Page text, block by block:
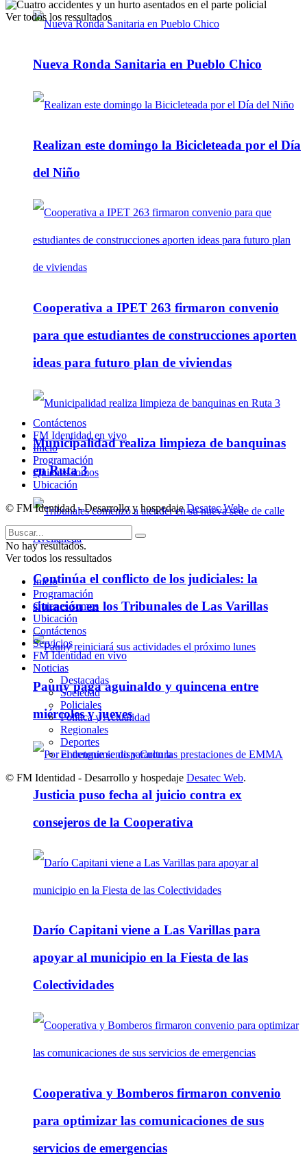
Nueva Ronda Sanitaria en Pueblo Chico
Realizan este domingo la Bicicleteada por el Día
del Niño
Cooperativa a IPET 263 firmaron convenio
para que estudiantes de construcciones aporten
ideas para futuro plan de viviendas
Municipalidad realiza limpieza de banquinas
en Ruta 3
Continúa el conflicto de los judiciales: la
situación en los Tribunales de Las Varillas
Pauny paga aguinaldo y quincena entre
miércoles y jueves
Justicia puso fecha al juicio contra ex
consejeros de la Cooperativa
Darío Capitani viene a Las Varillas para
apoyar al municipio en la Fiesta de las
Colectividades
Cooperativa y Bomberos firmaron convenio
para optimizar las comunicaciones de sus
servicios de emergencias
Ver todos los ressultados
Contáctenos
FM Identidad en vivo
Inicio
Programación
Quienes somos
Ubicación
© FM Identidad - Desarrollo y hospedajeDesatec Web.
No hay resultados.
Ver todos los ressultados
Inicio
Programación
Quienes somos
Ubicación
Contáctenos
Servicios
FM Identidad en vivo
Noticias
Destacadas
Sociedad
Policiales
Política y Actualidad
Regionales
Deportes
Entretenimiento y Cultura
© FM Identidad - Desarrollo y hospedaje Desatec Web.